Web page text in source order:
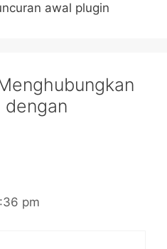
awal plugin
pm